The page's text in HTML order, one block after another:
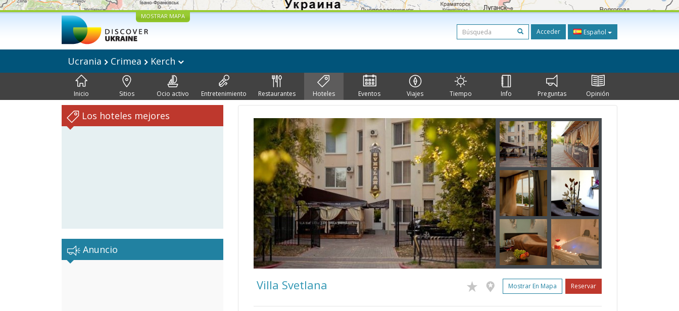
MOSTRAR MAPA
Acceder Español
Ucrania Crimea Kerch
Inicio Sitios Ocio activo Entretenimiento Restaurantes Hoteles Eventos Viajes Tiempo Info Preguntas Opinión
Los hoteles mejores
Anuncio
Villa Svetlana Mostrar En Mapa Reservar